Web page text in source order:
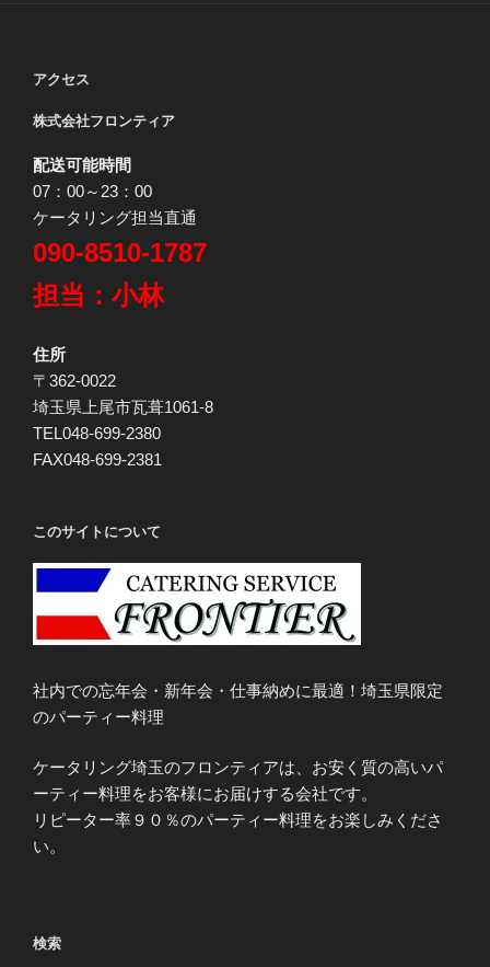
アクセス
株式会社フロンティア
配送可能時間
07：00～23：00
ケータリング担当直通
090-8510-1787
担当：小林
住所
〒362-0022
埼玉県上尾市瓦葺1061-8
TEL048-699-2380
FAX048-699-2381
このサイトについて
社内での忘年会・新年会・仕事納めに最適！埼玉県限定
のパーティー料理
ケータリング埼玉のフロンティアは、お安く質の高いパ
ーティー料理をお客様にお届けする会社です。
リピーター率９０％のパーティー料理をお楽しみくださ
い。
検索